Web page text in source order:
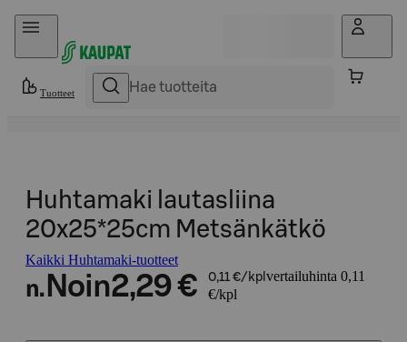
Hyppää sisältöön
Tuotteet
Huhtamaki lautasliina
20x25*25cm Metsänkätkö
Kaikki Huhtamaki-tuotteet
n. Noin2,29 € 0,11 €/kpl vertailuhinta 0,11
€/kpl